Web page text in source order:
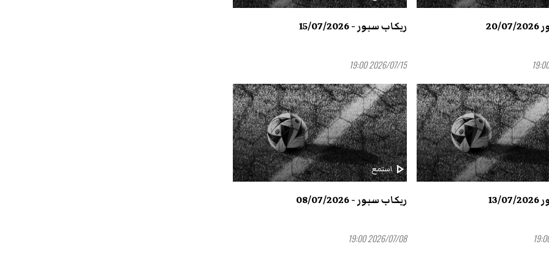
ريكاب سبور - 15/07/2026
2026/07/15 19:00
play_arrowاستمع
ريكاب سبور - 08/07/2026
2026/07/08 19:00